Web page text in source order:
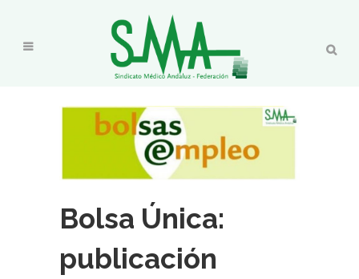
Bolsa Única:
publicación